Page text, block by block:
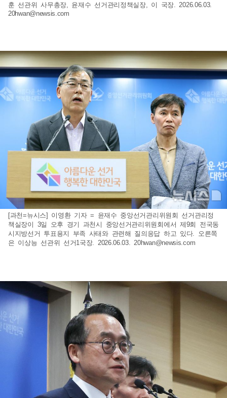
훈 선관위 사무총장, 윤재수 선거관리정책실장, 이 국장. 2026.06.03.
20hwan@newsis.com
[과천=뉴시스] 이영환 기자 = 윤재수 중앙선거관리위원회 선거관리정
책실장이 3일 오후 경기 과천시 중앙선거관리위원회에서 제9회 전국동
시지방선거 투표용지 부족 사태와 관련해 질의응답 하고 있다. 오른쪽
은 이상능 선관위 선거1국장. 2026.06.03.20hwan@newsis.com